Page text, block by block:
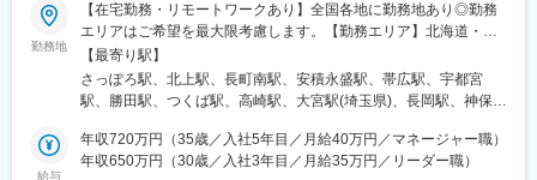
■充実した研修制度：
■当社の魅力：
「心の福利厚生」：技術者が快適な就業環境を維持できるよう、
・営業担当による密なフォロー：各営業担当はきちんとフォロー
できる担当人数（20～40名）を担当します。週1回～月1回まで各
勤務地
【在宅勤務・リモートワークあり】全国各地に勤務地あり◎勤務
エリアはご希望を最大限考慮します。【勤務エリア】北海道・青
森県・岩手県・宮城県・秋田県・山形県・福島県茨城県・栃木
県・群馬県・埼玉県・千葉県・東京都・神奈川県・山梨県岐阜
県・静岡県・愛知県・三重県新潟県・富山県・石川県・福井県・
県・島根県・岡山県・広島県・山口県・徳島県福岡県・佐賀県・
長崎県・熊本県・大分県・宮崎県・鹿児島県自社工場（栃木県・
【最寄り駅】
さっぽろ駅、北上駅、長町南駅、安積永盛駅、帯広駅、宇都宮
駅、勝田駅、つくば駅、高崎駅、大宮駅(埼玉県)、長岡駅、神保町
井駅、竜王駅、名鉄名古屋駅、新浜松駅、静岡駅、丹波口駅、堺
筋本町駅、姫路駅、銀山町駅、博多駅、美栄橋駅、札幌駅、長町
給与
年収720万円（35歳／入社5年目／月給40万円／マネージャー職）
年収650万円（30歳／入社3年目／月給35万円／リーダー職）